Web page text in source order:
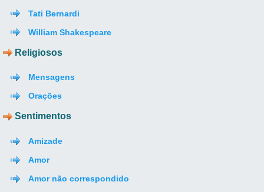
Tati Bernardi
William Shakespeare
Religiosos
Mensagens
Orações
Sentimentos
Amizade
Amor
Amor não correspondido